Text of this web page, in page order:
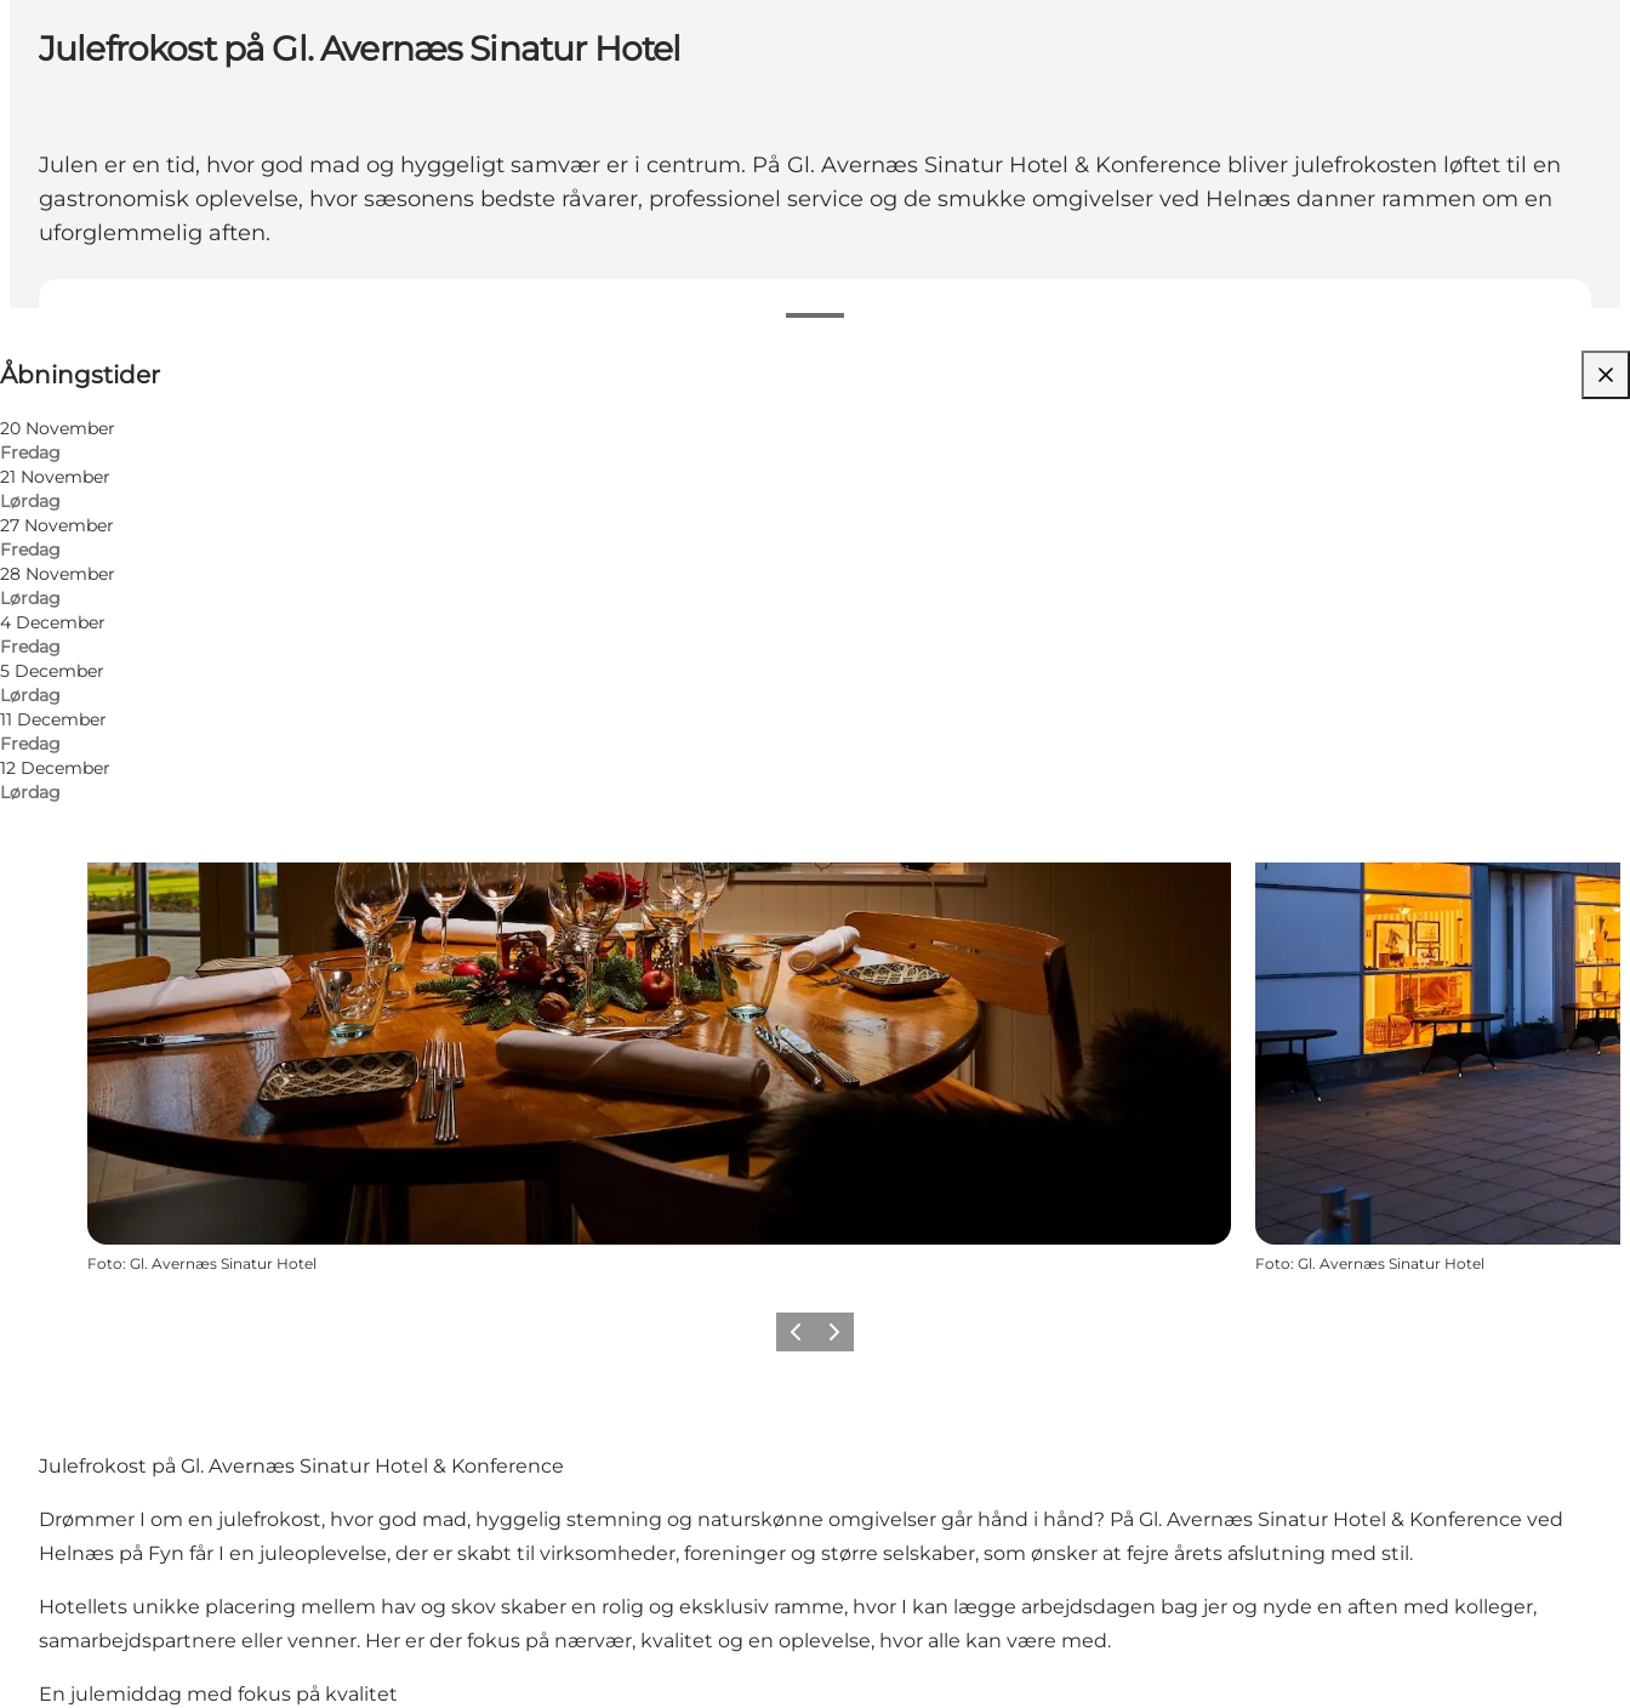
Julefrokost på Gl. Avernæs Sinatur Hotel
Julen er en tid, hvor god mad og hyggeligt samvær er i centrum. På Gl. Avernæs Sinatur Hotel & Konference bliver julefrokosten løftet til en
gastronomisk oplevelse, hvor sæsonens bedste råvarer, professionel service og de smukke omgivelser ved Helnæs danner rammen om en
uforglemmelig aften.
Åbningstider
20 November
Fredag
21 November
Lørdag
27 November
Fredag
28 November
Lørdag
4 December
Fredag
5 December
Lørdag
11 December
Fredag
12 December
Lørdag
Besøg hjemmeside
Venner, Min partner, Min virksomhed
Foto: Gl. Avernæs Sinatur Hotel Foto: Gl. Avernæs Sinatur Hotel
ForrigeNæste
Julefrokost på Gl. Avernæs Sinatur Hotel & Konference
Drømmer I om en julefrokost, hvor god mad, hyggelig stemning og naturskønne omgivelser går hånd i hånd? På Gl. Avernæs Sinatur Hotel & Konference ved
Helnæs på Fyn får I en juleoplevelse, der er skabt til virksomheder, foreninger og større selskaber, som ønsker at fejre årets afslutning med stil.
Hotellets unikke placering mellem hav og skov skaber en rolig og eksklusiv ramme, hvor I kan lægge arbejdsdagen bag jer og nyde en aften med kolleger,
samarbejdspartnere eller venner. Her er der fokus på nærvær, kvalitet og en oplevelse, hvor alle kan være med.
En julemiddag med fokus på kvalitet